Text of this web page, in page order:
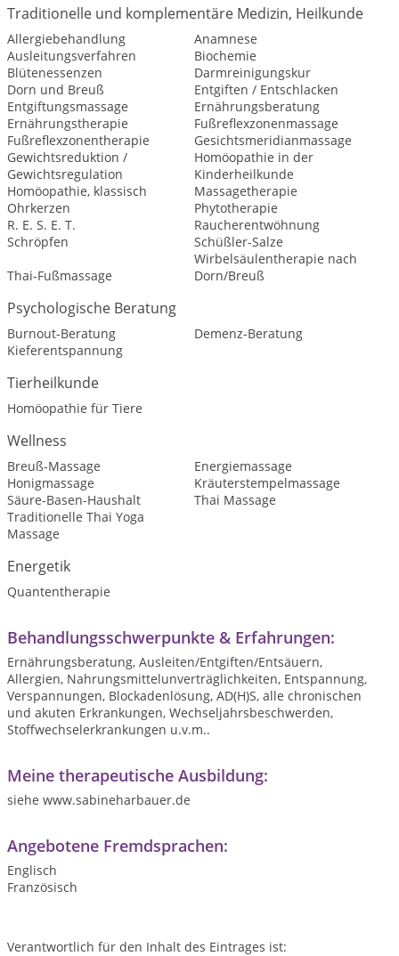
Traditionelle und komplementäre Medizin, Heilkunde
Allergiebehandlung
Anamnese
Ausleitungsverfahren
Biochemie
Blütenessenzen
Darmreinigungskur
Dorn und Breuß
Entgiften / Entschlacken
Entgiftungsmassage
Ernährungsberatung
Ernährungstherapie
Fußreflexzonenmassage
Fußreflexzonentherapie
Gesichtsmeridianmassage
Gewichtsreduktion /
Gewichtsregulation
Homöopathie in der
Kinderheilkunde
Homöopathie, klassisch
Massagetherapie
Ohrkerzen
Phytotherapie
R. E. S. E. T.
Raucherentwöhnung
Schröpfen
Schüßler-Salze
Thai-Fußmassage
Wirbelsäulentherapie nach
Dorn/Breuß
Psychologische Beratung
Burnout-Beratung
Demenz-Beratung
Kieferentspannung
Tierheilkunde
Homöopathie für Tiere
Wellness
Breuß-Massage
Energiemassage
Honigmassage
Kräuterstempelmassage
Säure-Basen-Haushalt
Thai Massage
Traditionelle Thai Yoga
Massage
Energetik
Quantentherapie
Behandlungsschwerpunkte & Erfahrungen:
Ernährungsberatung, Ausleiten/Entgiften/Entsäuern,
Allergien, Nahrungsmittelunverträglichkeiten, Entspannung,
Verspannungen, Blockadenlösung, AD(H)S, alle chronischen
und akuten Erkrankungen, Wechseljahrsbeschwerden,
Stoffwechselerkrankungen u.v.m..
Meine therapeutische Ausbildung:
siehe www.sabineharbauer.de
Angebotene Fremdsprachen:
Englisch
Französisch
Verantwortlich für den Inhalt des Eintrages ist: